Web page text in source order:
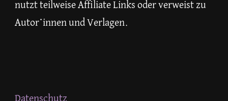
nutzt teilweise Affiliate Links oder verweist zu
Autor*innen und Verlagen.
Datenschutz